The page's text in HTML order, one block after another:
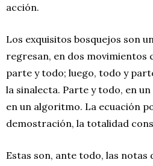
acción.
Los exquisitos bosquejos son
regresan, en dos movimientos
parte y todo; luego, todo y
la sinalecta. Parte y todo, en
en un algoritmo. La ecuación
demostración, la totalidad
Estas son, ante todo, las notas